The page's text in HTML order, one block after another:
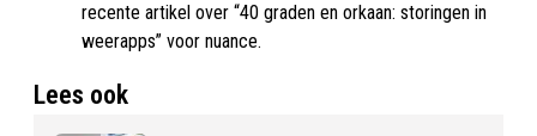
recente artikel over “40 graden en orkaan: storingen in
weerapps” voor nuance.
Lees ook